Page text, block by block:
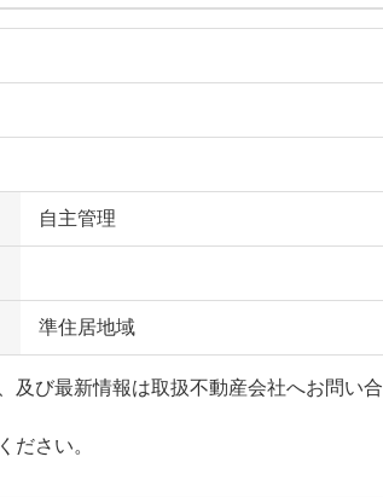
自主管理
準住居地域
及び最新情報は取扱不動産会社へお問い合
ださい。